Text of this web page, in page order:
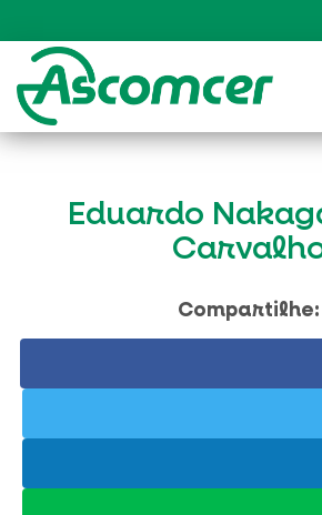
Eduardo
Compartilhe: